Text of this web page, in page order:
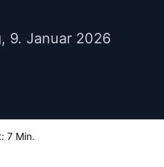
9. Januar 2026
7 Min.